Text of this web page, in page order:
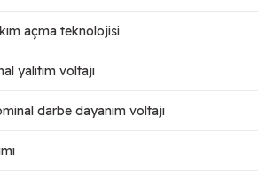
açma teknolojisi
yalıtım voltajı
darbe dayanım voltajı